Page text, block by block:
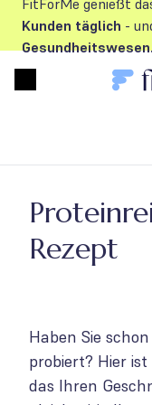
FitForMe genießt
Kunden täglich -
Rezept
Haben Sie
probiert? Hier
das Ihren